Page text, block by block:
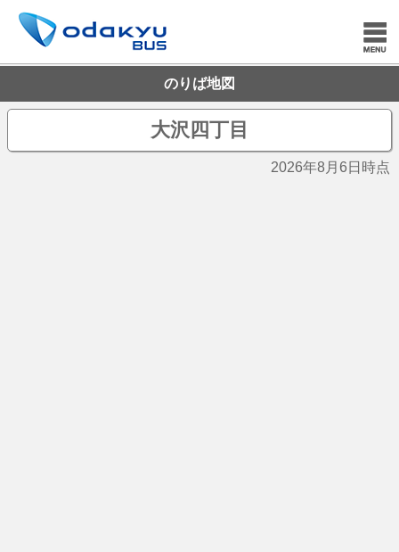
のりば地図
大沢四丁目
2026年8月6日時点